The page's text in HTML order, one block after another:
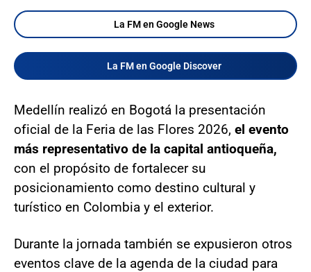
La FM en Google News
La FM en Google Discover
Medellín realizó en Bogotá la presentación
oficial de la Feria de las Flores 2026, el evento
más representativo de la capital antioqueña,
con el propósito de fortalecer su
posicionamiento como destino cultural y
turístico en Colombia y el exterior.
Durante la jornada también se expusieron otros
eventos clave de la agenda de la ciudad para